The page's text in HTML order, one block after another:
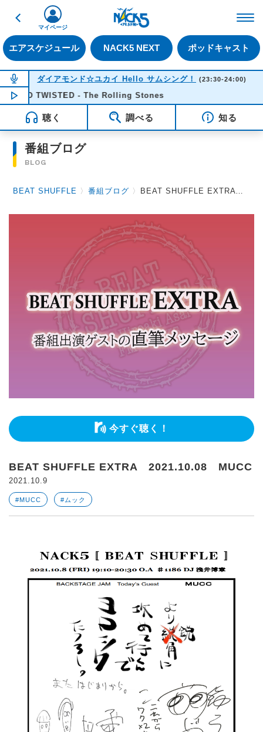
戻る
エアスケジュール NACK5 NEXT ポッドキャスト
マイページ
NOW ON AIR
ダイアモンド☆ユカイ Hello サムシング！ (23:30-24:00)
NOW PLAYING23:32
TWISTED - The Rolling Stones
聴く 調べる 知る
番組ブログ
BLOG
BEAT SHUFFLE 〉番組ブログ 〉 BEAT SHUFFLE EXTRA 2021.10.08 MUCC
今すぐ聴く！
BEAT SHUFFLE EXTRA 2021.10.08 MUCC
2021.10.9
#MUCC #ムック